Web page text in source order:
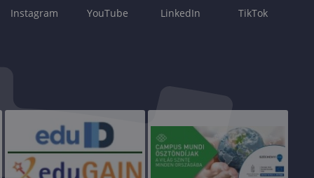
Instagram YouTube LinkedIn TikTok